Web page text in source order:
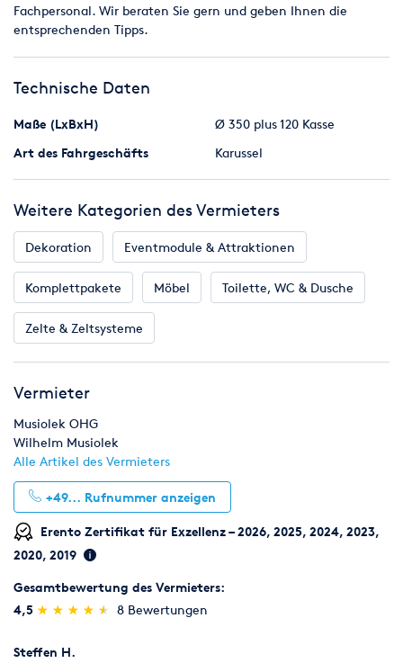
- großes Kettenkarussell "Star Trek"
- Kinderkarussell´s von 3 bis 42 Sitzplätzen
- Elektrominiautoscooter
- Autoscooter,
- Autoscooter mit Batteriebetrieb
- Hüpfburgen
- Trampolin
- Festzelte
- Tische
- Toilettenwagen
- Schiesswagen
- Verlosung,
- Palmen (echt)
Klicken sie einfach auf alle Artikel des Vermieters um eine
Übersicht zu bekommen.
Fachpersonal. Wir beraten Sie gern und geben Ihnen die
entsprechenden Tipps.
Technische Daten
Maße (LxBxH)
Ø 350 plus 120 Kasse
Art des Fahrgeschäfts
Karussel
Weitere Kategorien des Vermieters
Dekoration Eventmodule & Attraktionen
Komplettpakete Möbel Toilette, WC & Dusche
Zelte & Zeltsysteme
Vermieter
Musiolek OHG
Wilhelm Musiolek
Alle Artikel des Vermieters
+49... Rufnummer anzeigen
Erento Zertifikat für Exzellenz – 2026, 2025, 2024, 2023,
2020, 2019
Gesamtbewertung des Vermieters:
4,5 (*)
★
★
(*) ★
★
(*) ★
★
(*) ★
★
(*) ★
★ 8 Bewertungen
Steffen H.